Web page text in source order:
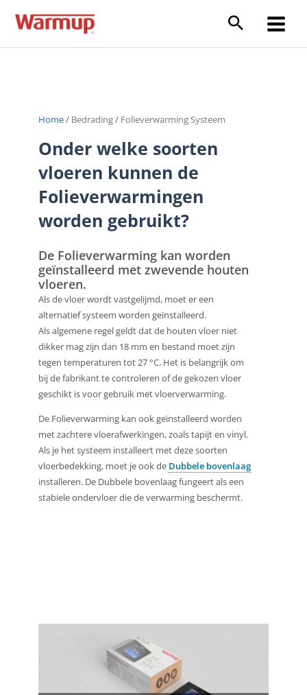
naar
Main
Home/ Bedrading/ Folieverwarming Systeem
Onder welke soorten
vloeren kunnen de
Folieverwarmingen
worden gebruikt?
De Folieverwarming kan worden
geïnstalleerd met zwevende houten
vloeren.
Als de vloer wordt vastgelijmd, moet er een
alternatief systeem worden geïnstalleerd.
Als algemene regel geldt dat de houten vloer niet
dikker mag zijn dan 18 mm en bestand moet zijn
tegen temperaturen tot 27 °C. Het is belangrijk om
bij de fabrikant te controleren of de gekozen vloer
geschikt is voor gebruik met vloerverwarming.
De Folieverwarming kan ook geïnstalleerd worden
met zachtere vloerafwerkingen, zoals tapijt en vinyl.
Als je het systeem installeert met deze soorten
vloerbedekking, moet je ook de Dubbele bovenlaag
installeren. De Dubbele bovenlaag fungeert als een
stabiele ondervloer die de verwarming beschermt.